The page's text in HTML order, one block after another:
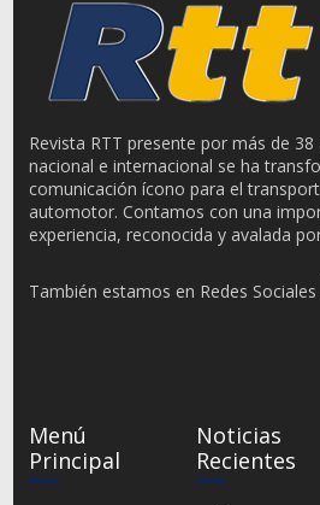
Revista RTT presente por más de
nacional e internacional se ha
comunicación ícono para el
automotor. Contamos con una
experiencia, reconocida y avalada
También estamos en Redes Sociales
Menú
Principal
Noticias
Recientes